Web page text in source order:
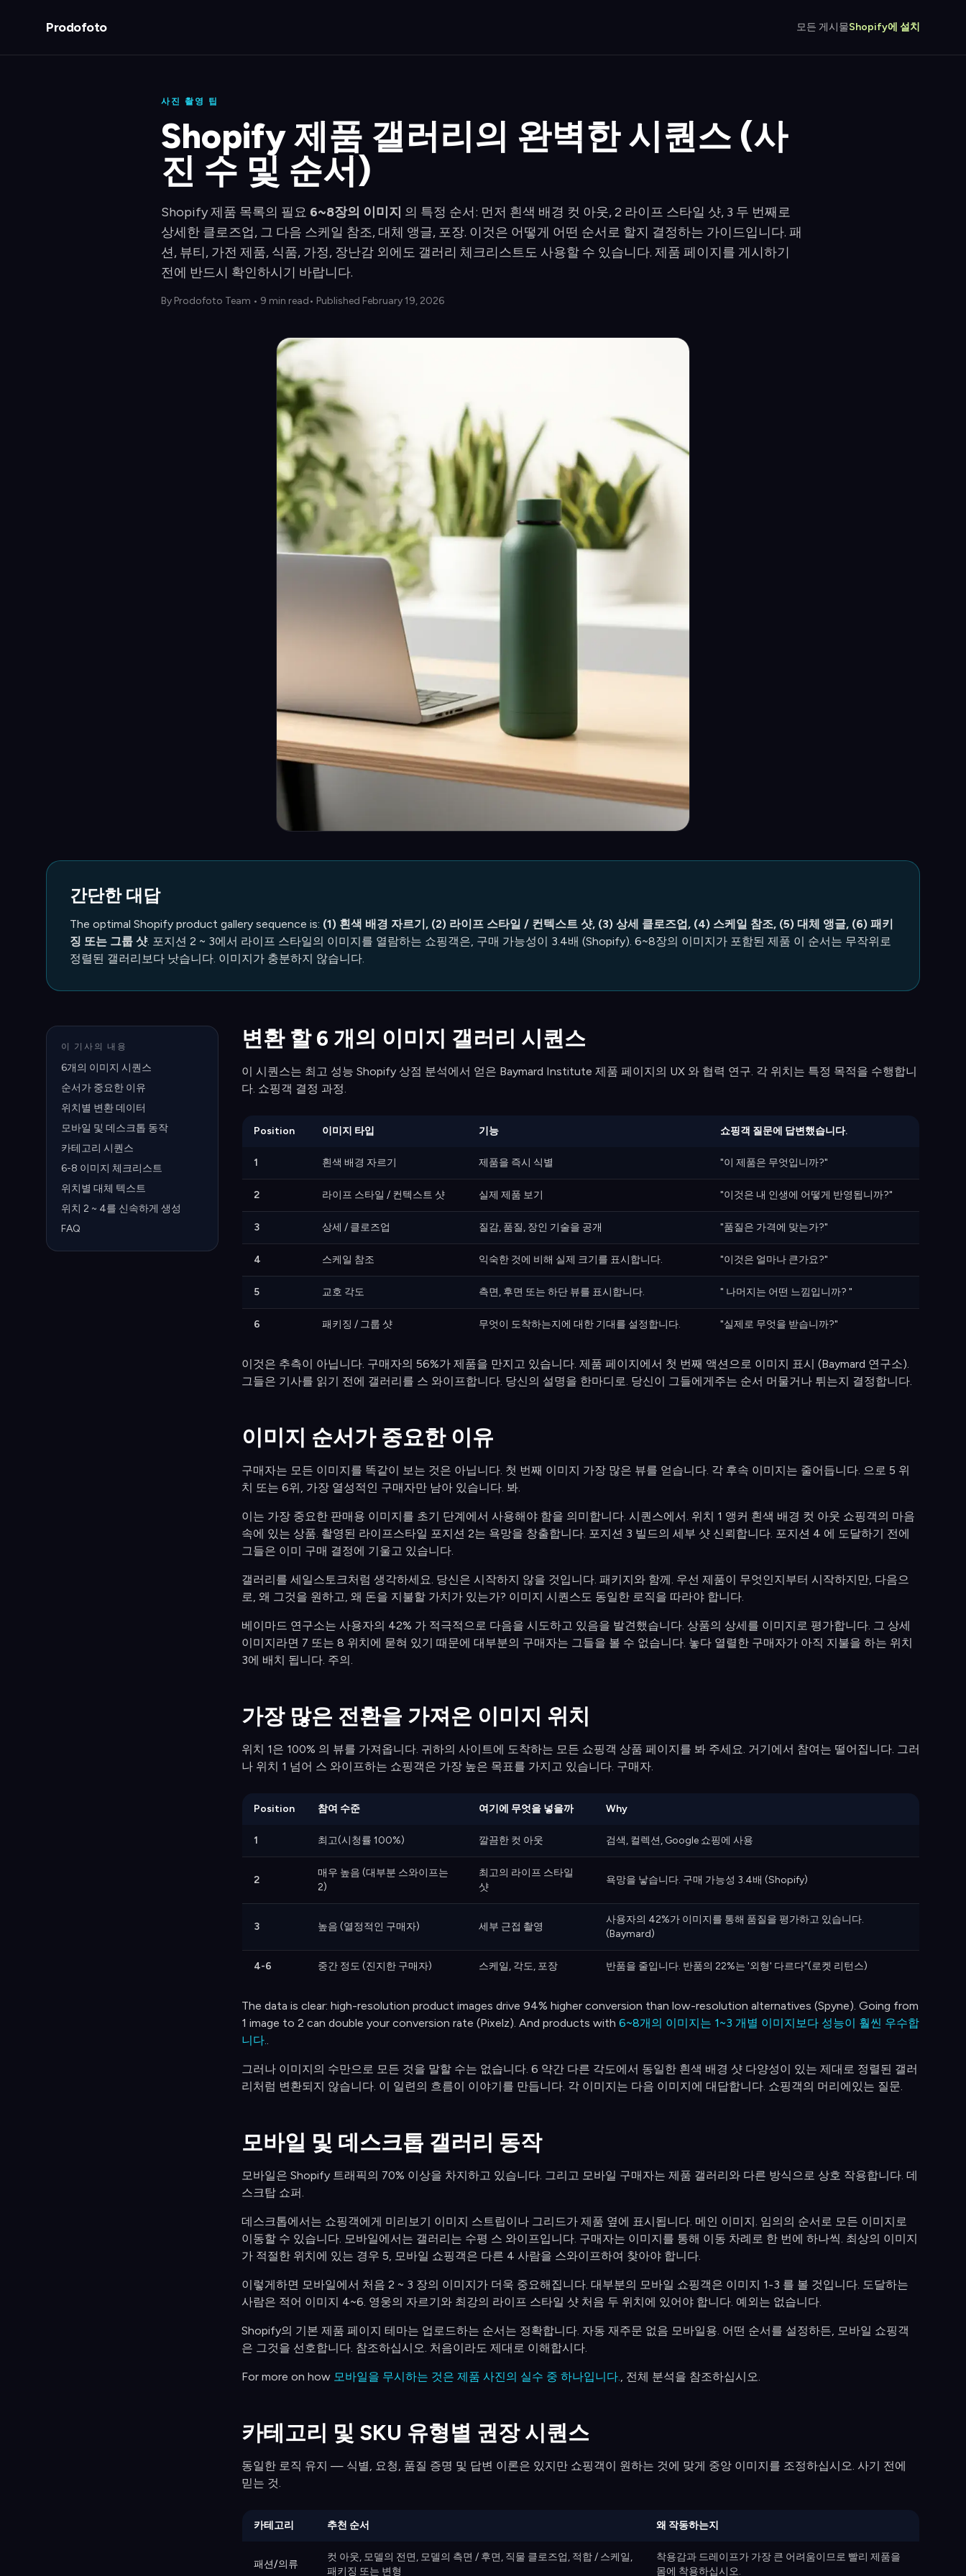
Prodofoto 모든 게시물Shopify에 설치
사진 촬영 팁
Shopify 제품 갤러리의 완벽한 시퀀스 (사
진 수 및 순서)
Shopify 제품 목록의 필요 6~8장의 이미지 의 특정 순서: 먼저 흰색 배경 컷 아웃, 2 라이프 스타일 샷, 3 두 번째로
상세한 클로즈업, 그 다음 스케일 참조, 대체 앵글, 포장. 이것은 어떻게 어떤 순서로 할지 결정하는 가이드입니다. 패
션, 뷰티, 가전 제품, 식품, 가정, 장난감 외에도 갤러리 체크리스트도 사용할 수 있습니다. 제품 페이지를 게시하기
전에 반드시 확인하시기 바랍니다.
By Prodofoto Team • 9 min read• Published February 19, 2026
간단한 대답
The optimal Shopify product gallery sequence is: (1) 흰색 배경 자르기, (2) 라이프 스타일 / 컨텍스트 샷, (3) 상세 클로즈업, (4) 스케일 참조, (5) 대체 앵글, (6) 패키
징 또는 그룹 샷. 포지션 2 ~ 3에서 라이프 스타일의 이미지를 열람하는 쇼핑객은, 구매 가능성이 3.4배 (Shopify). 6~8장의 이미지가 포함된 제품 이 순서는 무작위로
정렬된 갤러리보다 낫습니다. 이미지가 충분하지 않습니다.
이 기사의 내용
6개의 이미지 시퀀스
순서가 중요한 이유
위치별 변환 데이터
모바일 및 데스크톱 동작
카테고리 시퀀스
6-8 이미지 체크리스트
위치별 대체 텍스트
위치 2 ~ 4를 신속하게 생성
FAQ
변환 할 6 개의 이미지 갤러리 시퀀스
이 시퀀스는 최고 성능 Shopify 상점 분석에서 얻은 Baymard Institute 제품 페이지의 UX 와 협력 연구. 각 위치는 특정 목적을 수행합니
다. 쇼핑객 결정 과정.
Position 이미지 타입 기능 쇼핑객 질문에 답변했습니다.
1 흰색 배경 자르기 제품을 즉시 식별 "이 제품은 무엇입니까?"
2 라이프 스타일 / 컨텍스트 샷 실제 제품 보기 "이것은 내 인생에 어떻게 반영됩니까?"
3 상세 / 클로즈업 질감, 품질, 장인 기술을 공개 "품질은 가격에 맞는가?"
4 스케일 참조 익숙한 것에 비해 실제 크기를 표시합니다. "이것은 얼마나 큰가요?"
5 교호 각도 측면, 후면 또는 하단 뷰를 표시합니다. " 나머지는 어떤 느낌입니까? "
6 패키징 / 그룹 샷 무엇이 도착하는지에 대한 기대를 설정합니다. "실제로 무엇을 받습니까?"
이것은 추측이 아닙니다. 구매자의 56%가 제품을 만지고 있습니다. 제품 페이지에서 첫 번째 액션으로 이미지 표시 (Baymard 연구소).
그들은 기사를 읽기 전에 갤러리를 스 와이프합니다. 당신의 설명을 한마디로. 당신이 그들에게주는 순서 머물거나 튀는지 결정합니다.
이미지 순서가 중요한 이유
구매자는 모든 이미지를 똑같이 보는 것은 아닙니다. 첫 번째 이미지 가장 많은 뷰를 얻습니다. 각 후속 이미지는 줄어듭니다. 으로 5 위
치 또는 6위, 가장 열성적인 구매자만 남아 있습니다. 봐.
이는 가장 중요한 판매용 이미지를 초기 단계에서 사용해야 함을 의미합니다. 시퀀스에서. 위치 1 앵커 흰색 배경 컷 아웃 쇼핑객의 마음
속에 있는 상품. 촬영된 라이프스타일 포지션 2는 욕망을 창출합니다. 포지션 3 빌드의 세부 샷 신뢰합니다. 포지션 4 에 도달하기 전에
그들은 이미 구매 결정에 기울고 있습니다.
갤러리를 세일스토크처럼 생각하세요. 당신은 시작하지 않을 것입니다. 패키지와 함께. 우선 제품이 무엇인지부터 시작하지만, 다음으
로, 왜 그것을 원하고, 왜 돈을 지불할 가치가 있는가? 이미지 시퀀스도 동일한 로직을 따라야 합니다.
베이마드 연구소는 사용자의 42% 가 적극적으로 다음을 시도하고 있음을 발견했습니다. 상품의 상세를 이미지로 평가합니다. 그 상세
이미지라면 7 또는 8 위치에 묻혀 있기 때문에 대부분의 구매자는 그들을 볼 수 없습니다. 놓다 열렬한 구매자가 아직 지불을 하는 위치
3에 배치 됩니다. 주의.
가장 많은 전환을 가져온 이미지 위치
위치 1은 100% 의 뷰를 가져옵니다. 귀하의 사이트에 도착하는 모든 쇼핑객 상품 페이지를 봐 주세요. 거기에서 참여는 떨어집니다. 그러
나 위치 1 넘어 스 와이프하는 쇼핑객은 가장 높은 목표를 가지고 있습니다. 구매자.
Position 참여 수준 여기에 무엇을 넣을까 Why
1 최고(시청률 100%) 깔끔한 컷 아웃 검색, 컬렉션, Google 쇼핑에 사용
2
매우 높음 (대부분 스와이프는
2)
최고의 라이프 스타일
샷
욕망을 낳습니다. 구매 가능성 3.4배 (Shopify)
3 높음 (열정적인 구매자) 세부 근접 촬영
사용자의 42%가 이미지를 통해 품질을 평가하고 있습니다.
(Baymard)
4-6 중간 정도 (진지한 구매자) 스케일, 각도, 포장 반품을 줄입니다. 반품의 22%는 '외형' 다르다"(로켓 리턴스)
The data is clear: high-resolution product images drive 94% higher conversion than low-resolution alternatives (Spyne). Going from
1 image to 2 can double your conversion rate (Pixelz). And products with 6~8개의 이미지는 1~3 개별 이미지보다 성능이 훨씬 우수합
니다..
그러나 이미지의 수만으로 모든 것을 말할 수는 없습니다. 6 약간 다른 각도에서 동일한 흰색 배경 샷 다양성이 있는 제대로 정렬된 갤러
리처럼 변환되지 않습니다. 이 일련의 흐름이 이야기를 만듭니다. 각 이미지는 다음 이미지에 대답합니다. 쇼핑객의 머리에있는 질문.
모바일 및 데스크톱 갤러리 동작
모바일은 Shopify 트래픽의 70% 이상을 차지하고 있습니다. 그리고 모바일 구매자는 제품 갤러리와 다른 방식으로 상호 작용합니다. 데
스크탑 쇼퍼.
데스크톱에서는 쇼핑객에게 미리보기 이미지 스트립이나 그리드가 제품 옆에 표시됩니다. 메인 이미지. 임의의 순서로 모든 이미지로
이동할 수 있습니다. 모바일에서는 갤러리는 수평 스 와이프입니다. 구매자는 이미지를 통해 이동 차례로 한 번에 하나씩. 최상의 이미지
가 적절한 위치에 있는 경우 5, 모바일 쇼핑객은 다른 4 사람을 스와이프하여 찾아야 합니다.
이렇게하면 모바일에서 처음 2 ~ 3 장의 이미지가 더욱 중요해집니다. 대부분의 모바일 쇼핑객은 이미지 1-3 를 볼 것입니다. 도달하는
사람은 적어 이미지 4~6. 영웅의 자르기와 최강의 라이프 스타일 샷 처음 두 위치에 있어야 합니다. 예외는 없습니다.
Shopify의 기본 제품 페이지 테마는 업로드하는 순서는 정확합니다. 자동 재주문 없음 모바일용. 어떤 순서를 설정하든, 모바일 쇼핑객
은 그것을 선호합니다. 참조하십시오. 처음이라도 제대로 이해합시다.
For more on how 모바일을 무시하는 것은 제품 사진의 실수 중 하나입니다., 전체 분석을 참조하십시오.
카테고리 및 SKU 유형별 권장 시퀀스
동일한 로직 유지 — 식별, 요청, 품질 증명 및 답변 이론은 있지만 쇼핑객이 원하는 것에 맞게 중앙 이미지를 조정하십시오. 사기 전에
믿는 것.
카테고리 추천 순서 왜 작동하는지
패션/의류
컷 아웃, 모델의 전면, 모델의 측면 / 후면, 직물 클로즈업, 적합 / 스케일,
패키징 또는 변형
착용감과 드레이프가 가장 큰 어려움이므로 빨리 제품을
몸에 착용하십시오.